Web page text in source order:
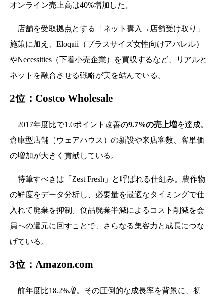
オンライン売上高は40%増加した。
店舗を受取拠点とする「ネット購入→店舗受け取り」
施策に加え、Eloquii（プラスサイズ女性向けアパレル）
やNecessities（下着小売企業）を買収するなど、リアルと
ネットを融合させる戦略が実を結んでいる。
2位：Costco Wholesale
2017年度比で1.0ポイント改善の9.7%の売上増を達成。
倉庫型店舗（ウェアハウス）の新設や来店客数、客単価
の増加が大きく貢献している。
特筆すべきは「Zest Fresh」と呼ばれる仕組み。農作物
の鮮度をデータ分析し、必要量を最適なタイミングで仕
入れて廃棄を抑制。食品廃棄半減によるコスト削減を会
員への還元に回すことで、さらなる集客力と成長につな
げている。
3位：Amazon.com
前年度比18.2%増。その圧倒的な成長率を背景に、初